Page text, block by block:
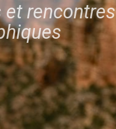
et rencontres